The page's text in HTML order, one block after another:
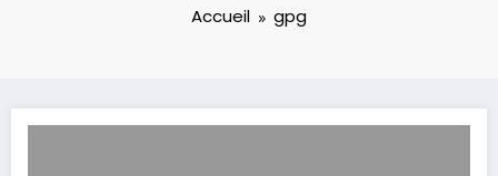
Accueil gpg